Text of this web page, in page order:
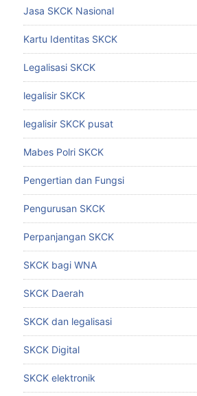
Jasa SKCK Nasional
Kartu Identitas SKCK
Legalisasi SKCK
legalisir SKCK
legalisir SKCK pusat
Mabes Polri SKCK
Pengertian dan Fungsi
Pengurusan SKCK
Perpanjangan SKCK
SKCK bagi WNA
SKCK Daerah
SKCK dan legalisasi
SKCK Digital
SKCK elektronik